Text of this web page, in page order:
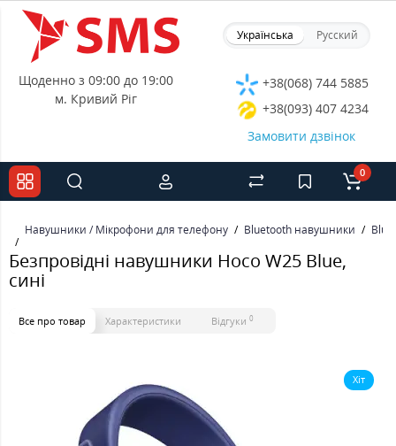
Українська Русский
Щоденно з 09:00 до 19:00
м. Кривий Ріг
+38(068) 744 5885
+38(093) 407 4234
Замовити дзвінок
0
Навушники / Мікрофони для телефону Bluetooth навушники
Безпровідні навушники Hoco W25 Blue,
сині
Все про товар Характеристики Відгуки 0
Хіт